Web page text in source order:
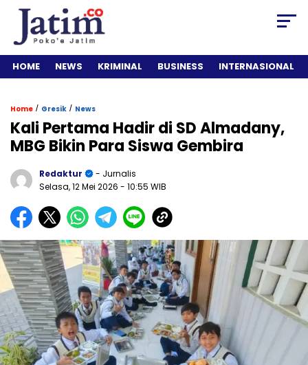
HOME NEWS KRIMINAL BUSINESS INTERNASIONAL
Home / Gresik / News
Kali Pertama Hadir di SD Almadany,
MBG Bikin Para Siswa Gembira
Redaktur
- Jurnalis
Selasa, 12 Mei 2026 - 10:55 WIB